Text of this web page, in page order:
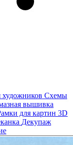
художников Схемы
вышивка
для картин 3D
Декупаж